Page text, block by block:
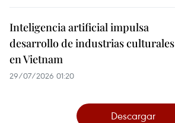
Inteligencia artificial impulsa
desarrollo de industrias culturales
en Vietnam
29/07/2026 01:20
Descargar